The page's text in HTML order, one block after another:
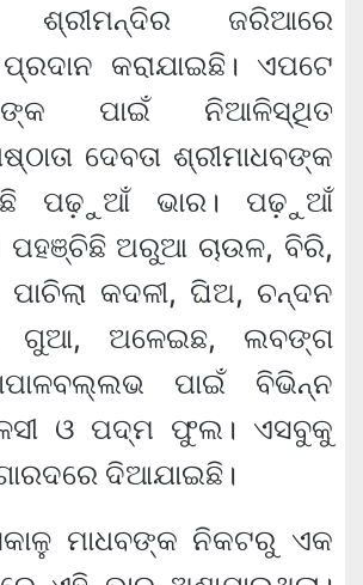
ଶ୍ରୀମନ୍ଦିର ଜରିଆରେ
କରାଯାଇଛି। ଏପଟେ
ପାଇଁ ନିଆଳିସ୍ଥିତ
ଦେବତା ଶ୍ରୀମାଧବଙ୍କ
ପଢ଼ୁଆଁ ଭାର। ପଢ଼ୁଆଁ
ପହଞ୍ଚିଛି ଅରୁଆ ଚାଉଳ, ବିରି,
କଦଳୀ, ଘିଅ, ଚନ୍ଦନ
ଗୁଆ, ଅଳେଇଛ, ଲବଙ୍ଗ
ପାଇଁ ବିଭିନ୍ନ
ଓ ପଦ୍ମ ଫୁଲ। ଏସବୁକୁ
ଦିଆଯାଇଛି।
ମାଧବଙ୍କ ନିକଟରୁ ଏକ